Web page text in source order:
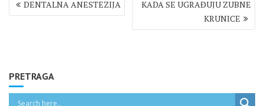
objava
DENTALNA ANESTEZIJA
KADA SE UGRAĐUJU ZUBNE
KRUNICE
PRETRAGA